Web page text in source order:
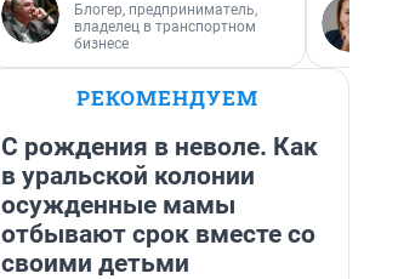
Блогер, предприниматель,
владелец в транспортном
бизнесе
РЕКОМЕНДУЕМ
С рождения в неволе. Как
в уральской колонии
осужденные мамы
отбывают срок вместе со
своими детьми